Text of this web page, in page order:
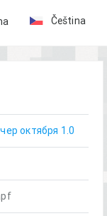
Čeština
октября 1.0